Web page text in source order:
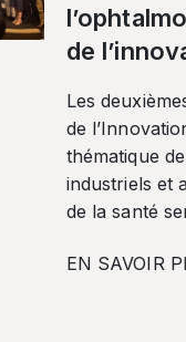
de
Les
de
thématique
industriels et
de la santé
EN SAVOIR